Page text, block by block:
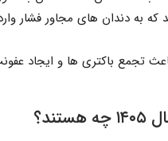
به دندان های مجاور فشار
تجمع باکتری ها و ایجاد